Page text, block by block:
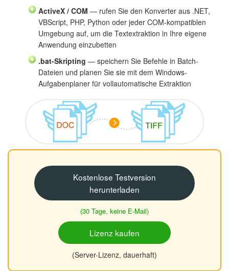
ActiveX / COM — rufen Sie den Konverter aus .NET,
VBScript, PHP, Python oder jeder COM-kompatiblen
Umgebung auf, um die Textextraktion in Ihre eigene
Anwendung einzubetten
.bat-Skripting — speichern Sie Befehle in Batch-
Dateien und planen Sie sie mit dem Windows-
Aufgabenplaner für vollautomatische Extraktion
Kostenlose Testversion
herunterladen
(30 Tage, keine E-Mail)
Lizenz kaufen
(Server-Lizenz, dauerhaft)